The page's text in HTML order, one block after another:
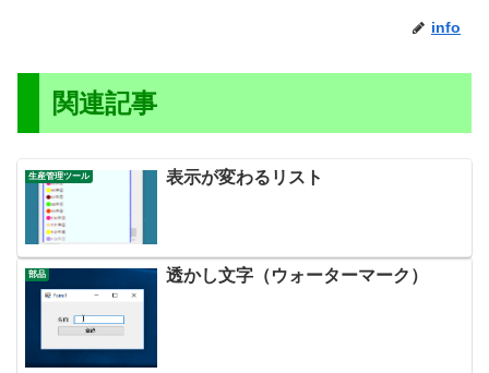
info
関連記事
生産管理ツール 表示が変わるリスト
部品 透かし文字（ウォーターマーク）